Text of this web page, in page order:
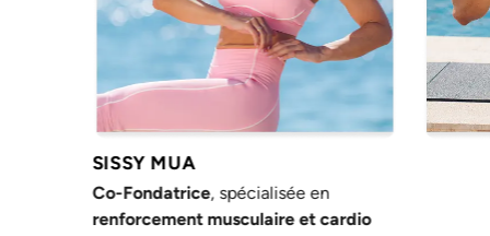
SISSY MUA
Co-Fondatrice, spécialisée en
renforcement musculaire et cardio